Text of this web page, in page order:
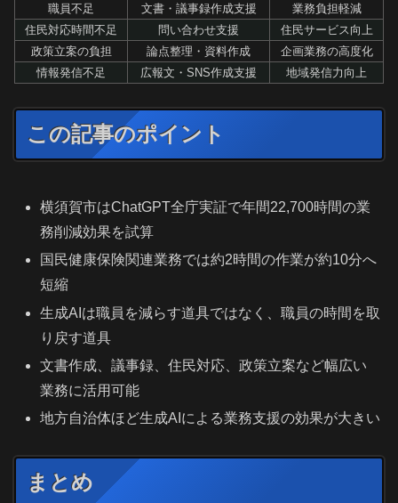
職員不足
文書・議事録作成支援
業務負担軽減
住民対応時間不足
問い合わせ支援
住民サービス向上
政策立案の負担
論点整理・資料作成
企画業務の高度化
情報発信不足
広報文・SNS作成支援 地域発信力向上
この記事のポイント
横須賀市はChatGPT全庁実証で年間22,700時間の業
務削減効果を試算
国民健康保険関連業務では約2時間の作業が約10分へ
短縮
生成AIは職員を減らす道具ではなく、職員の時間を取
り戻す道具
文書作成、議事録、住民対応、政策立案など幅広い
業務に活用可能
地方自治体ほど生成AIによる業務支援の効果が大きい
まとめ